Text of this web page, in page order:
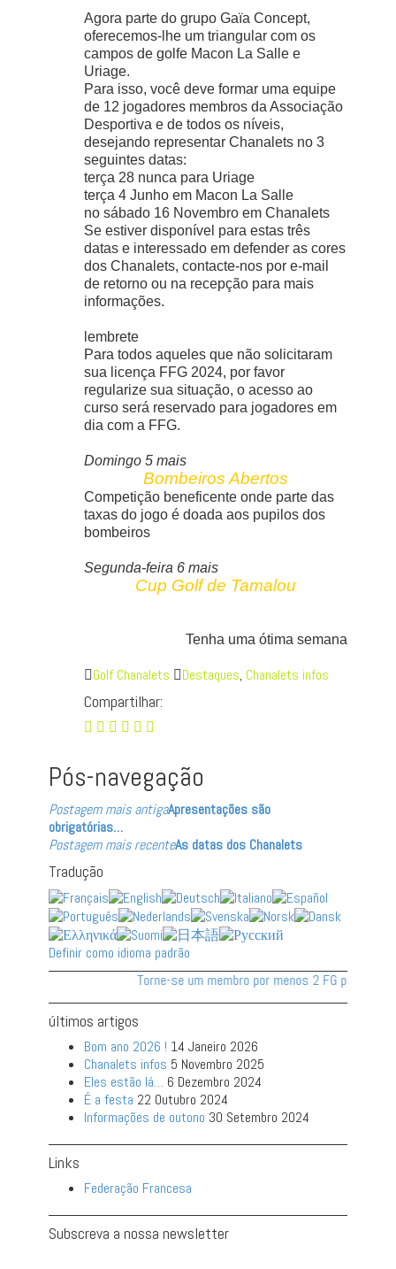
Agora parte do grupo Gaïa Concept,
oferecemos-lhe um triangular com os
campos de golfe Macon La Salle e
Uriage.
Para isso, você deve formar uma equipe
de 12 jogadores membros da Associação
Desportiva e de todos os níveis,
desejando representar Chanalets no 3
seguintes datas:
terça 28 nunca para Uriage
terça 4 Junho em Macon La Salle
no sábado 16 Novembro em Chanalets
Se estiver disponível para estas três
datas e interessado em defender as cores
dos Chanalets, contacte-nos por e-mail
de retorno ou na recepção para mais
informações.
lembrete
Para todos aqueles que não solicitaram
sua licença FFG 2024, por favor
regularize sua situação, o acesso ao
curso será reservado para jogadores em
dia com a FFG.
Domingo 5 mais
Bombeiros Abertos
Competição beneficente onde parte das
taxas do jogo é doada aos pupilos dos
bombeiros
Segunda-feira 6 mais
Cup Golf de Tamalou
Tenha uma ótima semana
Golf Chanalets Destaques, Chanalets infos
Compartilhar:
Pós-navegação
Postagem mais antigaApresentações são
obrigatórias…
Postagem mais recenteAs datas dos Chanalets
Tradução
Definir como idioma padrão
Torne-se um membro por menos 2 FG por mês!
últimos artigos
Bom ano 2026 ! 14 Janeiro 2026
Chanalets infos 5 Novembro 2025
Eles estão lá… 6 Dezembro 2024
É a festa 22 Outubro 2024
Informações de outono 30 Setembro 2024
Links
Federação Francesa
Subscreva a nossa newsletter